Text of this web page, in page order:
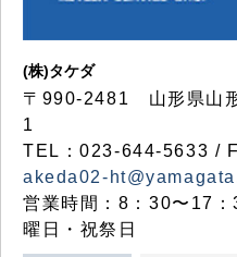
(株)タケダ
〒990-2481 山形県山
1
TEL：023-644-5633 /
akeda02-
営業時間：8：30〜17
曜日・祝祭日